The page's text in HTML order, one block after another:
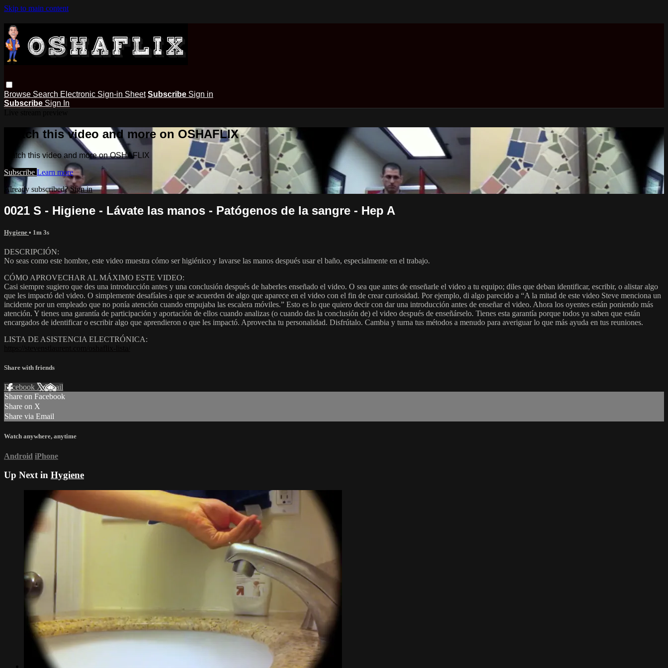
Skip to main content
Browse Search Electronic Sign-in Sheet Subscribe Sign in
Subscribe Sign In
Watch this video and more on OSHAFLIX
Watch this video and more on OSHAFLIX
Subscribe Learn more
Already subscribed?Sign in
0021 S - Higiene - Lávate las manos - Patógenos de la sangre - Hep A
Hygiene • 1m 3s
DESCRIPCIÓN:
No seas como este hombre, este video muestra cómo ser higiénico y lavarse las manos después usar el baño, especialmente en el trabajo.
CÓMO APROVECHAR AL MÁXIMO ESTE VIDEO:
Casi siempre sugiero que des una introducción antes y una conclusión después de haberles enseñado el video. O sea que antes de enseñarle el video a tu equipo; diles que deban identificar, escribir, o alistar algo
que les impactó del video. O simplemente desafíales a que se acuerden de algo que aparece en el video con el fin de crear curiosidad. Por ejemplo, di algo parecido a “A la mitad de este video Steve menciona un
incidente por un empleado que no ponía atención cuando empujaba las escalera móviles.” Esto es lo que quiero decir con dar una introducción antes de enseñar el video. Ahora los oyentes están poniendo más
atención. Y tienes una garantía de participación y aportación de ellos cuando analizas (o cuando das la conclusión de) el video después de enseñárselo. Tienes esta garantía porque todos ya saben que están
encargados de identificar o escribir algo que aprendieron o que les impactó. Aprovecha tu personalidad. Disfrútalo. Cambia y turna tus métodos a menudo para averiguar lo que más ayuda en tus reuniones.
LISTA DE ASISTENCIA ELECTRÓNICA:
Share with friends
Facebook XEmail
Share on Facebook
Share on X
Share via Email
Watch anywhere, anytime
Android iPhone
Up Next in Hygiene